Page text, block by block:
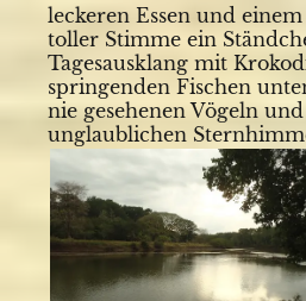
leckeren Essen und
toller Stimme ein
Tagesausklang mit
springenden Fischen
nie gesehenen Vögeln
unglaublichen